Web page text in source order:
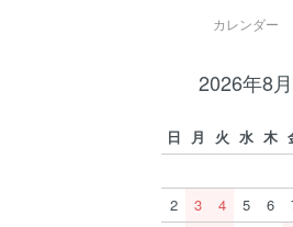
カレンダー
2026年8月
日 月 火 水 木
2
3 4 5 6